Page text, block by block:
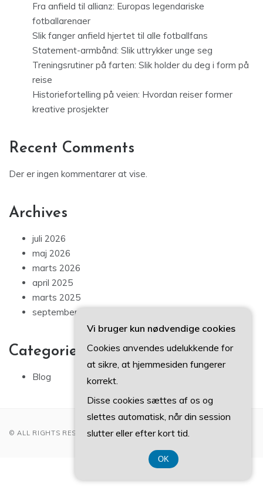
Fra anfield til allianz: Europas legendariske
fotballarenaer
Slik fanger anfield hjertet til alle fotballfans
Statement-armbånd: Slik uttrykker unge seg
Treningsrutiner på farten: Slik holder du deg i form på
reise
Historiefortelling på veien: Hvordan reiser former
kreative prosjekter
Recent Comments
Der er ingen kommentarer at vise.
Archives
juli 2026
maj 2026
marts 2026
april 2025
marts 2025
september 2024
Categories
Blog
© ALL RIGHTS RESERVED 2022
Vi bruger kun nødvendige cookies
Cookies anvendes udelukkende for
at sikre, at hjemmesiden fungerer
korrekt.
Disse cookies sættes af os og
slettes automatisk, når din session
slutter eller efter kort tid.
OK